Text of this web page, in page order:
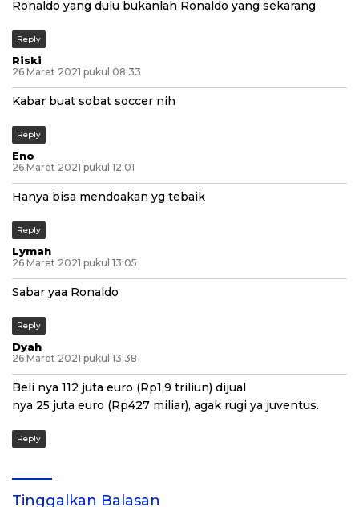
Ronaldo yang dulu bukanlah Ronaldo yang sekarang
Reply
Riski
26 Maret 2021 pukul 08:33
Kabar buat sobat soccer nih
Reply
Eno
26 Maret 2021 pukul 12:01
Hanya bisa mendoakan yg tebaik
Reply
Lymah
26 Maret 2021 pukul 13:05
Sabar yaa Ronaldo
Reply
Dyah
26 Maret 2021 pukul 13:38
Beli nya 112 juta euro (Rp1,9 triliun) dijual
nya 25 juta euro (Rp427 miliar), agak rugi ya juventus.
Reply
Tinggalkan Balasan